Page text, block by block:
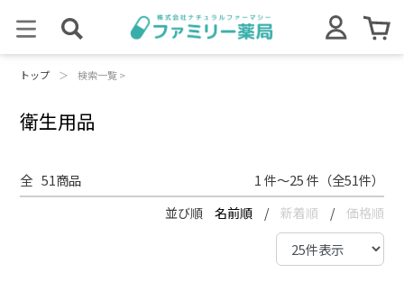
トップ ＞ 検索一覧 >
衛生用品
全 51商品 1 件～25 件（全51件）
並び順 名前順 / 新着順 / 価格順